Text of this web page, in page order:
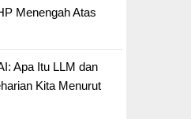
Menengah Atas
Apa Itu LLM dan
Kita Menurut